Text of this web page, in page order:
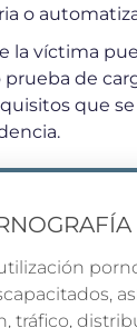
o
la víctima
de
que
tráfico,